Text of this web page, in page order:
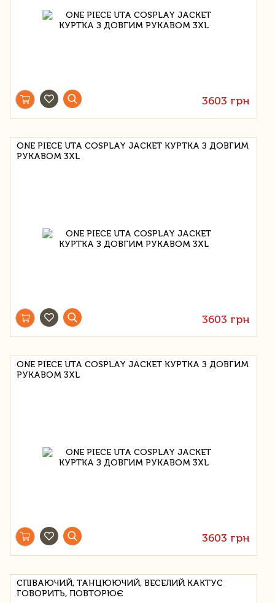
3603 грн
ONE PIECE UTA COSPLAY JACKET КУРТКА З ДОВГИМ
РУКАВОМ 3XL
3603 грн
ONE PIECE UTA COSPLAY JACKET КУРТКА З ДОВГИМ
РУКАВОМ 3XL
3603 грн
СПІВАЮЧИЙ, ТАНЦЮЮЧИЙ, ВЕСЕЛИЙ КАКТУС
ГОВОРИТЬ, ПОВТОРЮЄ